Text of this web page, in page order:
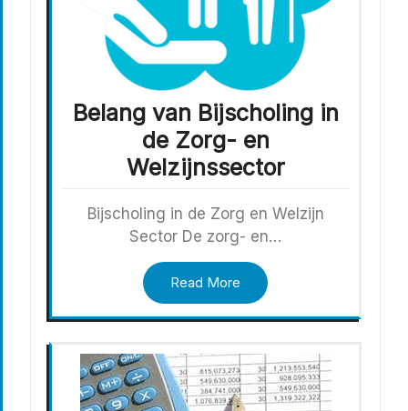
Belang van Bijscholing in
de Zorg- en
Welzijnssector
Bijscholing in de Zorg en Welzijn
Sector De zorg- en…
Read More